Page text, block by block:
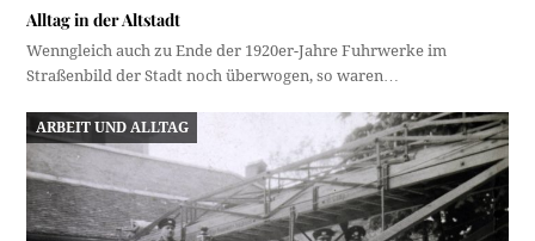
Alltag in der Altstadt
Wenngleich auch zu Ende der 1920er-Jahre Fuhrwerke im
Straßenbild der Stadt noch überwogen, so waren…
ARBEIT UND ALLTAG